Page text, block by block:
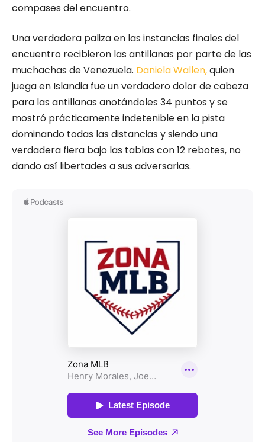
compases del encuentro.
Una verdadera paliza en las instancias finales del
encuentro recibieron las antillanas por parte de las
muchachas de Venezuela. Daniela Wallen,quien
juega en Islandia fue un verdadero dolor de cabeza
para las antillanas anotándoles 34 puntos y se
mostró prácticamente indetenible en la pista
dominando todas las distancias y siendo una
verdadera fiera bajo las tablas con 12 rebotes, no
dando así libertades a sus adversarias.